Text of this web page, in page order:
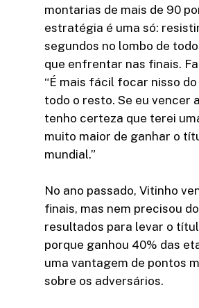
montarias de mais de 90
estratégia é uma só:
segundos no lombo de
que enfrentar nas finais.
“É mais fácil focar nisso do
todo o resto. Se eu vencer
tenho certeza que terei
muito maior de ganhar o
mundial.”
No ano passado, Vitinho
finais, mas nem precisou
resultados para levar o
porque ganhou 40% das
uma vantagem de pontos
sobre os adversários.